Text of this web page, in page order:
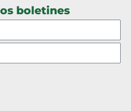
boletines